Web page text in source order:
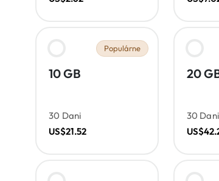
Populárne
10 GB
30 Dani
US$21.52
20
30 Dani